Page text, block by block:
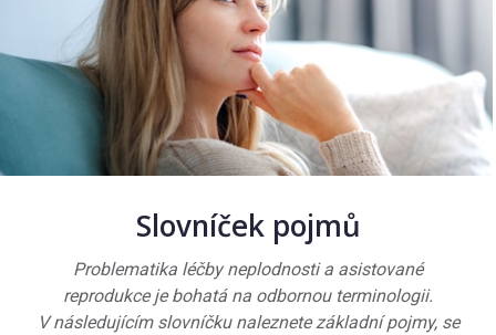
Slovníček pojmů
Problematika léčby neplodnosti a asistované
reprodukce je bohatá na odbornou terminologii.
V následujícím slovníčku naleznete základní pojmy, se